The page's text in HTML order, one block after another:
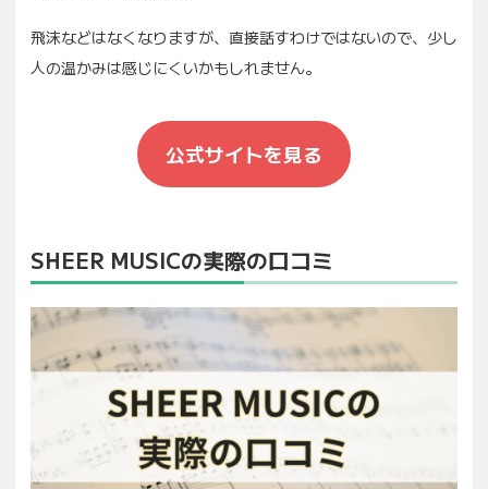
飛沫などはなくなりますが、直接話すわけではないので、少し
人の温かみは感じにくいかもしれません。
公式サイトを見る
SHEER MUSICの実際の口コミ